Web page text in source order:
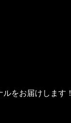
をお届けします！